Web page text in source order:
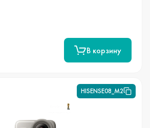
В корзину
HISENSE08_М2